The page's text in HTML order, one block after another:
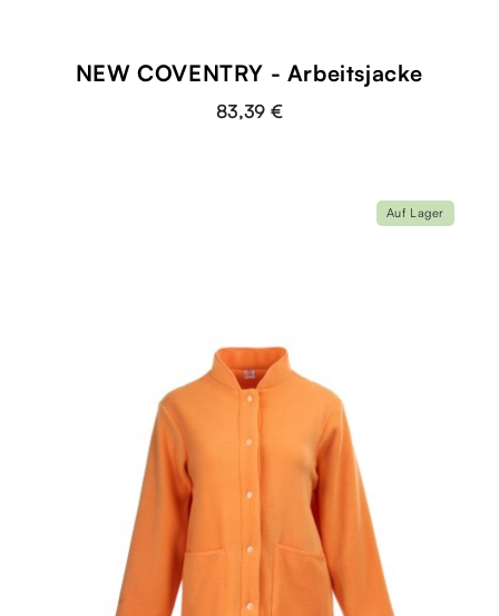
NEW COVENTRY - Arbeitsjacke
83,39 €
Auf Lager